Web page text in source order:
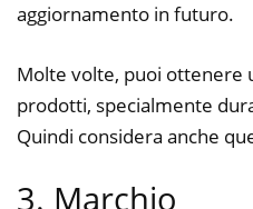
aggiornamento in futuro.
Molte volte, puoi ottenere
prodotti, specialmente
Quindi considera anche
3. Marchio